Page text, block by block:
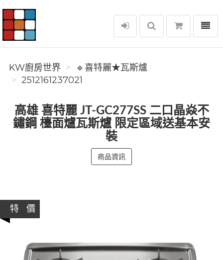
KW廚房世界
選單
KW廚房世界
🔹喜特麗★瓦斯爐
2512161237021
高雄 喜特麗 JT-GC277SS 二口晶焱不
鏽鋼 檯面爐瓦斯爐 限定區域送基本安
裝
商品資訊
特 價